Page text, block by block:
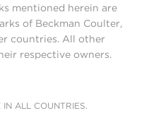
mentioned herein are
of Beckman Coulter,
countries. All other
respective owners.
ALL COUNTRIES.